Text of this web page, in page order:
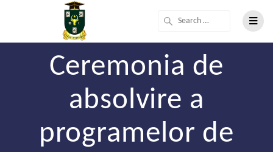
Ceremonia de
absolvire a
programelor de